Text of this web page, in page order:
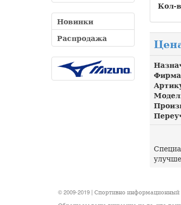
Новинки
Распродажа
Кол-
© 2009-2019 | Спортивно